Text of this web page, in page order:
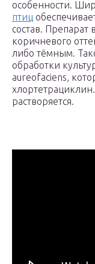
особенности.
птиц
состав.
коричневого
либо тёмным.
обработки
aureofaciens,
растворяется.